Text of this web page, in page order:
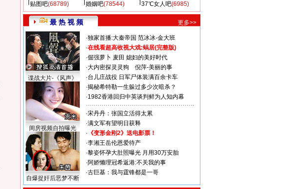
贴图吧(68789) 婚姻吧(78544) 37℃女人吧(6985)
最 热 视 频 更多>>
谍战大片-《风声》
闺房视频自拍曝光
自爆捉奸后恶梦不断
·独家首播:大秦帝国 范冰冰-金大班
·在线看超高收视大戏:蜗居(完整版)
·倔强萝卜 麦田 媳妇的美好时代
·大内密探灵灵狗
倪萍-美丽的事
·台儿庄战役 日军尸体装满百余卡车
·揭秘希特勒一生躲过多少次暗杀？
·1982香港回归中英谈判鲜为人知内幕
·宋丹丹：张国立活得太累
·满文军有望明日获释
· 《变形金刚2》送电影票！
·李湘王岳伦恩爱待产
·黎姿怀孕大肚照曝光 月用30万安胎
·阿娇懒理冠希返港:不关我的事
·古巨基：我与霆锋都是一哥